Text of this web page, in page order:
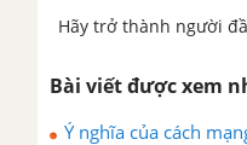
Hãy trở thành người
Bài viết được xem
Ý nghĩa của cách